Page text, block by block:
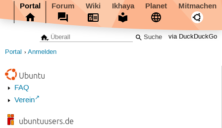
Portal Forum Wiki Ikhaya Planet Mitmachen
via DuckDuckGo
Portal Anmelden
Ubuntu
FAQ
Verein
ubuntuusers.de